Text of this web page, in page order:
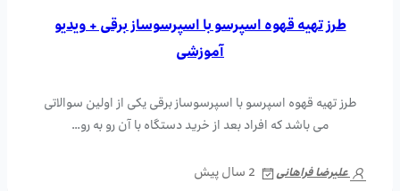
طرز تهیه قهوه اسپرسو با اسپرسوساز برقی + ویدیو
آموزشی
طرز تهیه قهوه اسپرسو با اسپرسوساز برقی یکی از اولین سوالاتی
می باشد که افراد بعد از خرید دستگاه با آن رو به رو…
علیرضا فراهانی 2 سال پیش